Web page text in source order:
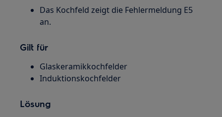
Das Kochfeld zeigt die Fehlermeldung E5
an.
Gilt für
Glaskeramikkochfelder
Induktionskochfelder
Lösung